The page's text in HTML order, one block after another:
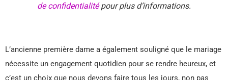
de confidentialitépour plus d’informations.
L’ancienne première dame a également souligné que le mariage
nécessite un engagement quotidien pour se rendre heureux, et
c’est un choix que nous devons faire tous les jours, non pas